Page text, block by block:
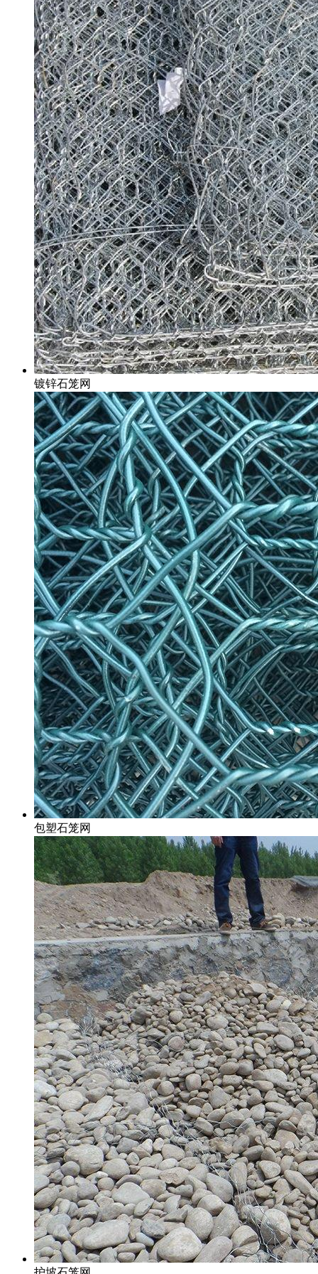
镀锌石笼网
包塑石笼网